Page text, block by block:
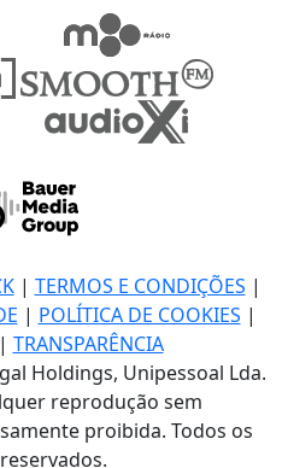
| TERMOS E CONDIÇÕES |
| POLÍTICA DE COOKIES |
| TRANSPARÊNCIA
Holdings, Unipessoal Lda.
reprodução sem
proibida. Todos os